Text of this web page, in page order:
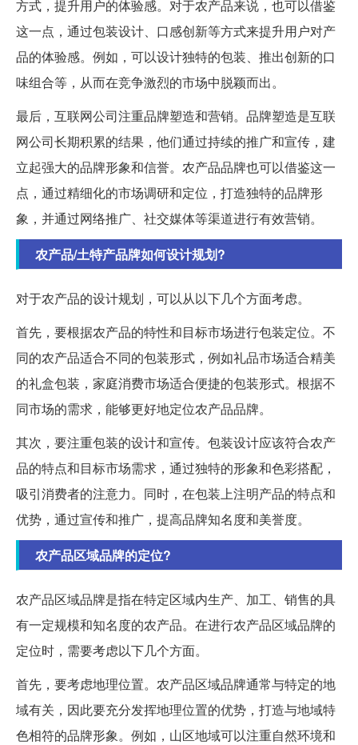
方式，提升用户的体验感。对于农产品来说，也可以借鉴
这一点，通过包装设计、口感创新等方式来提升用户对产
品的体验感。例如，可以设计独特的包装、推出创新的口
味组合等，从而在竞争激烈的市场中脱颖而出。
最后，互联网公司注重品牌塑造和营销。品牌塑造是互联
网公司长期积累的结果，他们通过持续的推广和宣传，建
立起强大的品牌形象和信誉。农产品品牌也可以借鉴这一
点，通过精细化的市场调研和定位，打造独特的品牌形
象，并通过网络推广、社交媒体等渠道进行有效营销。
农产品/土特产品牌如何设计规划?
对于农产品的设计规划，可以从以下几个方面考虑。
首先，要根据农产品的特性和目标市场进行包装定位。不
同的农产品适合不同的包装形式，例如礼品市场适合精美
的礼盒包装，家庭消费市场适合便捷的包装形式。根据不
同市场的需求，能够更好地定位农产品品牌。
其次，要注重包装的设计和宣传。包装设计应该符合农产
品的特点和目标市场需求，通过独特的形象和色彩搭配，
吸引消费者的注意力。同时，在包装上注明产品的特点和
优势，通过宣传和推广，提高品牌知名度和美誉度。
农产品区域品牌的定位?
农产品区域品牌是指在特定区域内生产、加工、销售的具
有一定规模和知名度的农产品。在进行农产品区域品牌的
定位时，需要考虑以下几个方面。
首先，要考虑地理位置。农产品区域品牌通常与特定的地
域有关，因此要充分发挥地理位置的优势，打造与地域特
色相符的品牌形象。例如，山区地域可以注重自然环境和